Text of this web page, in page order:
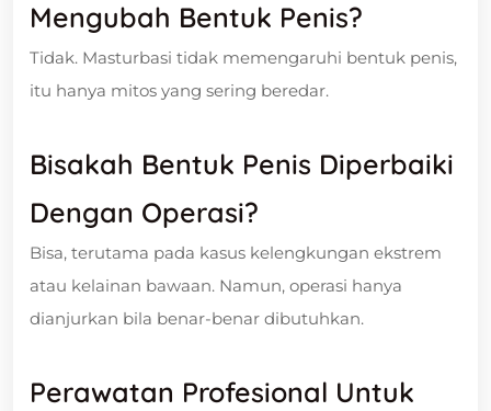
Mengubah Bentuk Penis?
Tidak. Masturbasi tidak memengaruhi bentuk penis,
itu hanya mitos yang sering beredar.
Bisakah Bentuk Penis Diperbaiki
Dengan Operasi?
Bisa, terutama pada kasus kelengkungan ekstrem
atau kelainan bawaan. Namun, operasi hanya
dianjurkan bila benar-benar dibutuhkan.
Perawatan Profesional Untuk